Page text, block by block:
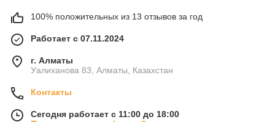
100% положительных из 13 отзывов за год
Работает с 07.11.2024
г. Алматы
Уалиханова 83, Алматы, Казахстан
Контакты
Сегодня работает с 11:00 до 18:00